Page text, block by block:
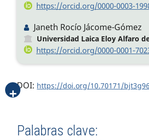
https://orcid.org/0000-0003-
Janeth Rocío Jácome-Gómez
Universidad Laica Eloy Alfaro
https://orcid.org/0000-0001-
DOI: https://doi.org/10.70171/
Palabras clave: